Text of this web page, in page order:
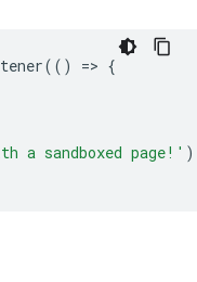
(() => {
a sandboxed page!'